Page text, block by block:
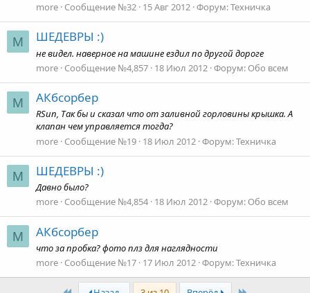
more Сообщение №32 15 Авг 2012 Форум:Техничка
M ШЕДЕВРЫ :)
не видел. наверное на машине ездил по другой дороге
more Сообщение №4,857 18 Июл 2012 Форум: Обо всем
M АКбсорбер
RSun, Так бы и сказал что от заливной горловины крышка. А
клапан чем управляется тогда?
more Сообщение №19 18 Июл 2012 Форум:Техничка
M ШЕДЕВРЫ :)
Давно было?
more Сообщение №4,854 18 Июл 2012 Форум: Обо всем
M АКбсорбер
что за пробка? фото плз для наглядности
more Сообщение №17 17 Июл 2012 Форум:Техничка